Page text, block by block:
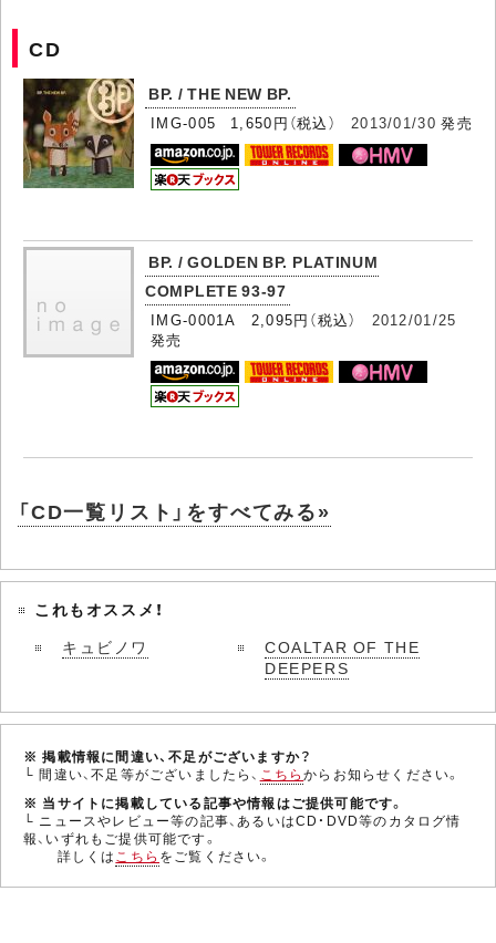
CD
BP. / THE NEW BP.
IMG-005 1,650円（税込） 2013/01/30 発売
BP. / GOLDEN BP. PLATINUM
COMPLETE 93-97
IMG-0001A 2,095円（税込） 2012/01/25
発売
「CD一覧リスト」をすべてみる»
これもオススメ！
キュビノワ
COALTAR OF THE
DEEPERS
※ 掲載情報に間違い、不足がございますか？
└ 間違い、不足等がございましたら、 こちらからお知らせください。
※ 当サイトに掲載している記事や情報はご提供可能です。
└ ニュースやレビュー等の記事、あるいはCD・DVD等のカタログ情
報、いずれもご提供可能です。
詳しくはこちら をご覧ください。